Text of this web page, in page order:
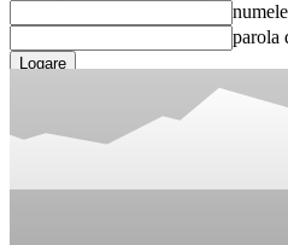
parola
Ați uitat parola? obține ajutor
Recuperați-vă parola